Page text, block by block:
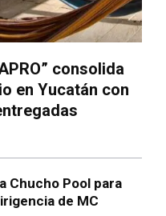
consolida
en Yucatán con
Chucho Pool para
de MC